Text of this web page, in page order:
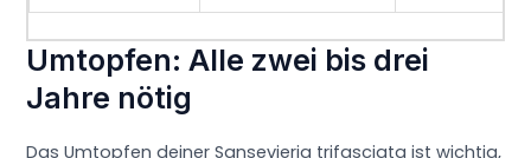
Umtopfen: Alle zwei bis drei
Jahre nötig
Das Umtopfen deiner Sansevieria trifasciata ist wichtig,